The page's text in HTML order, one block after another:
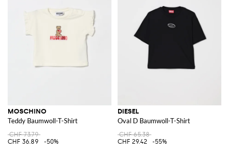
MOSCHINO
Teddy Baumwoll-T-Shirt
CHF 73.79
CHF 36.89
-50%
DIESEL
Oval D Baumwoll-T-Shirt
CHF 65.38
CHF 29.42
-55%